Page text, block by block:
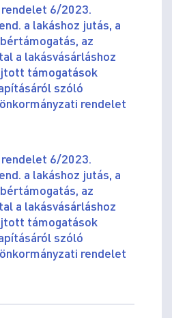
6/2023.
a lakáshoz jutás, a
az
a lakásvásárláshoz
támogatások
szóló
rendelet
6/2023.
a lakáshoz jutás, a
az
a lakásvásárláshoz
támogatások
szóló
rendelet